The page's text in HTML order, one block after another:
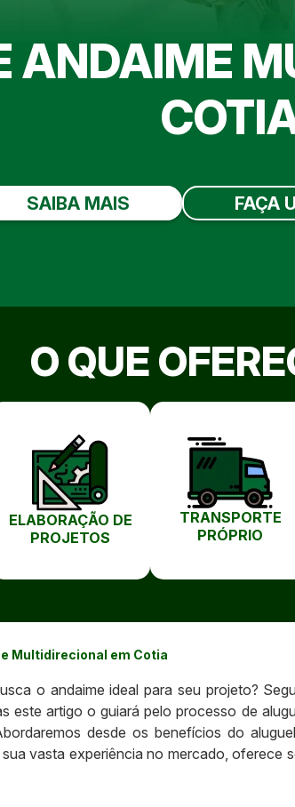
ANDAIME
SAIBA MAIS FAÇA
O QUE
ELABORAÇÃO DE
PROJETOS
TRANSPORTE
PRÓPRIO
Multidirecional em Cotia
o andaime ideal para seu projeto?
este artigo o guiará pelo processo de
desde os benefícios do
vasta experiência no mercado,